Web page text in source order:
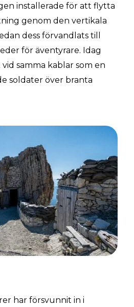
installerade för att flytta
genom den vertikala
dess förvandlats till
för äventyrare. Idag
samma kablar som en
soldater över branta
har försvunnit in i